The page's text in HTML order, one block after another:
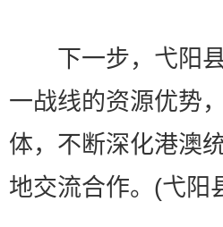
下一步，弋阳县
一战线的资源优势
体，不断深化港澳
地交流合作。(弋阳